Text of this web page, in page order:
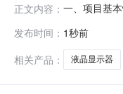
正文内容： 一、项目基
的数量简要
发布时间： 1秒前
相关产品：
液晶显示器